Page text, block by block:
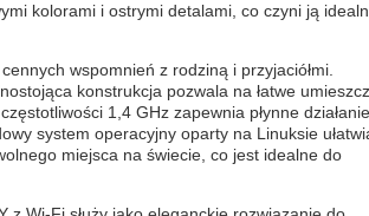
kolorami i ostrymi detalami, co czyni ją
wspomnień z rodziną i przyjaciółmi.
konstrukcja pozwala na łatwe
1,4 GHz zapewnia płynne
system operacyjny oparty na Linuksie
miejsca na świecie, co jest idealne do